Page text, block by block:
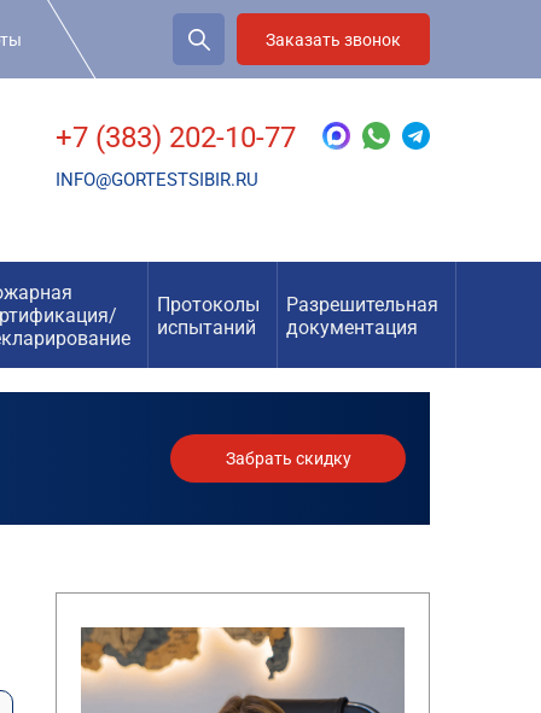
Заказать звонок
+7 (383) 202-10-77
INFO@GORTESTSIBIR.RU
Протоколы
испытаний
Разрешительная
документация
Забрать скидку